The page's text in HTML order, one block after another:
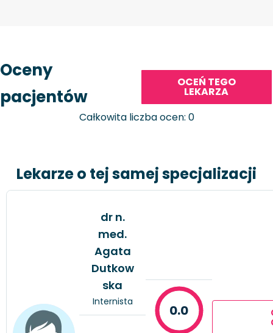
Oceny
pacjentów
OCEŃ TEGO
LEKARZA
Całkowita liczba ocen: 0
Lekarze o tej samej specjalizacji
dr n.
med.
Agata
Dutkow
ska
Internista
0.0